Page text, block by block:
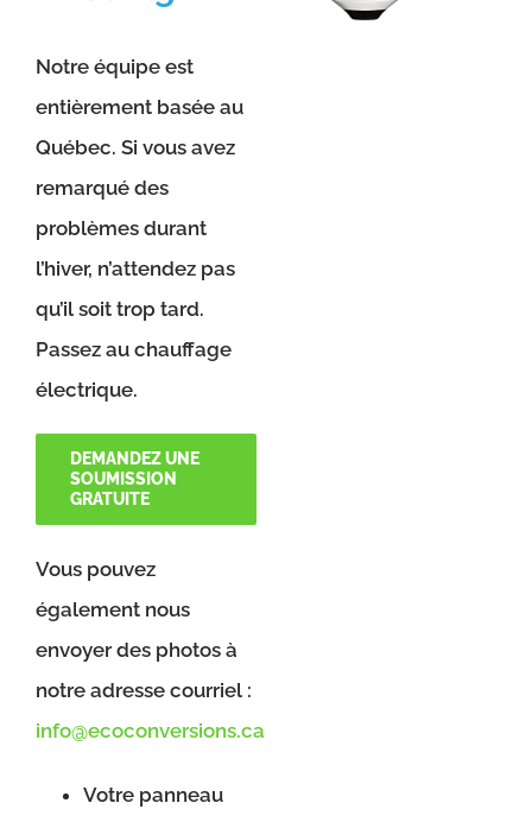
Notre équipe est
entièrement basée au
Québec. Si vous avez
remarqué des
problèmes durant
l’hiver, n’attendez pas
qu’il soit trop tard.
Passez au chauffage
électrique.
DEMANDEZ UNE
SOUMISSION
GRATUITE
Vous pouvez
également nous
envoyer des photos à
notre adresse courriel :
info@ecoconversions.ca
Votre panneau